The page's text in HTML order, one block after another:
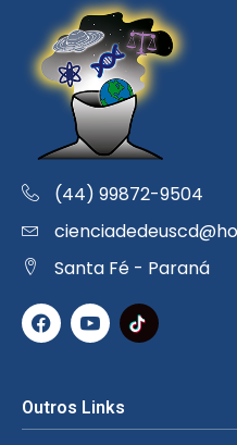
(44) 99872-9504
Santa Fé - Paraná
Outros Links